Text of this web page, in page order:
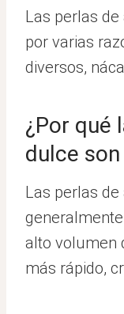
Las perlas
por varias
diversos,
¿Por qué
dulce
Las perlas
alto volumen
más rápido,